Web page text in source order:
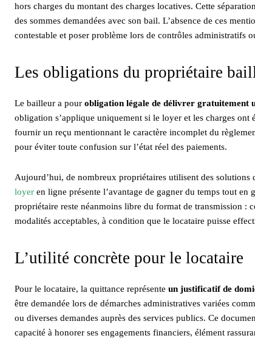
hors charges du montant des charges locatives. Cette
des sommes demandées avec son bail. L’absence de ces
contestable et poser problème lors de contrôles administratifs
Les obligations du propriétaire
Le bailleur a pour obligation légale de délivrer gratuitement
obligation s’applique uniquement si le loyer et les charges
fournir un reçu mentionnant le caractère incomplet du
pour éviter toute confusion sur l’état réel des paiements.
Aujourd’hui, de nombreux propriétaires utilisent des
loyer en ligne présente l’avantage de gagner du temps tout
propriétaire reste néanmoins libre du format de transmission :
modalités acceptables, à condition que le locataire puisse
L’utilité concrète pour le locataire
Pour le locataire, la quittance représente un justificatif de
être demandée lors de démarches administratives variées
ou diverses demandes auprès des services publics. Ce
capacité à honorer ses engagements financiers, élément